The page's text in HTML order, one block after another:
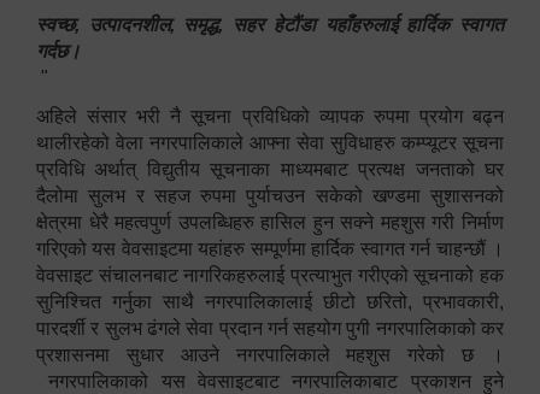
स्वच्छ, उत्पादनशील, समृद्ध, सहर हेटौंडा यहाँहरुलाई हार्दिक स्वागत
गर्दछ।
"
अहिले संसार भरी नै सूचना प्रविधिको व्यापक रुपमा प्रयोग बढ्न
थालीरहेको वेला नगरपालिकाले आफ्ना सेवा सुविधाहरु कम्प्यूटर सूचना
प्रविधि अर्थात् विद्युतीय सूचनाका माध्यमबाट प्रत्यक्ष जनताको घर
दैलोमा सुलभ र सहज रुपमा पुर्याचउन सकेको खण्डमा सुशासनको
क्षेत्रमा धेरै महत्वपुर्ण उपलब्धिहरु हासिल हुन सक्ने महशुस गरी निर्माण
गरिएको यस वेवसाइटमा यहांहरु सम्पूर्णमा हार्दिक स्वागत गर्न चाहन्छौं ।
वेवसाइट संचालनबाट नागरिकहरुलाई प्रत्याभुत गरीएको सूचनाको हक
सुनिश्चित गर्नुका साथै नगरपालिकालाई छीटो छरितो, प्रभावकारी,
पारदर्शी र सुलभ ढंगले सेवा प्रदान गर्न सहयोग पुगी नगरपालिकाको कर
प्रशासनमा सुधार आउने नगरपालिकाले महशुस गरेको छ ।
नगरपालिकाको यस वेवसाइटबाट नगरपालिकाबाट प्रकाशन हुने